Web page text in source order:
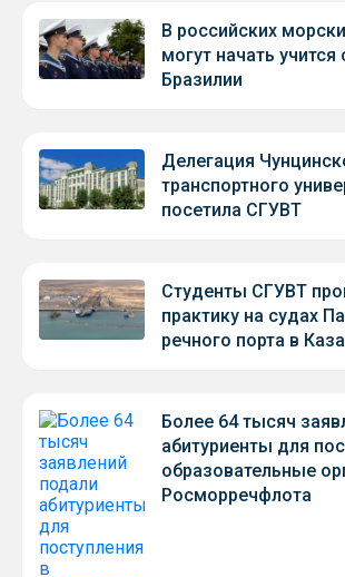
В российских
могут начать
Бразилии
Делегация
транспортного
посетила СГУВТ
Студенты СГУВТ
практику на судах
речного порта в
Более 64 тысяч
абитуриенты для
образовательные
Росморречфлота